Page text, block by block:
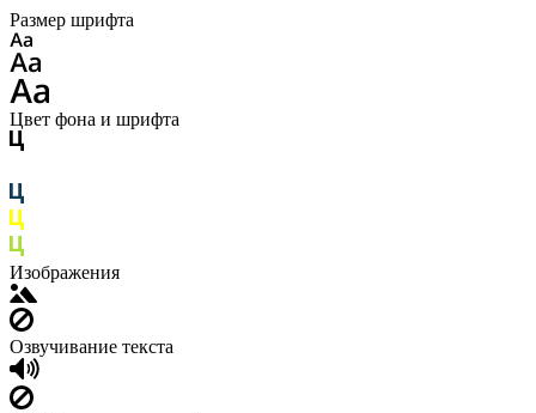
Размер шрифта
Цвет фона и шрифта
Изображения
Озвучивание текста